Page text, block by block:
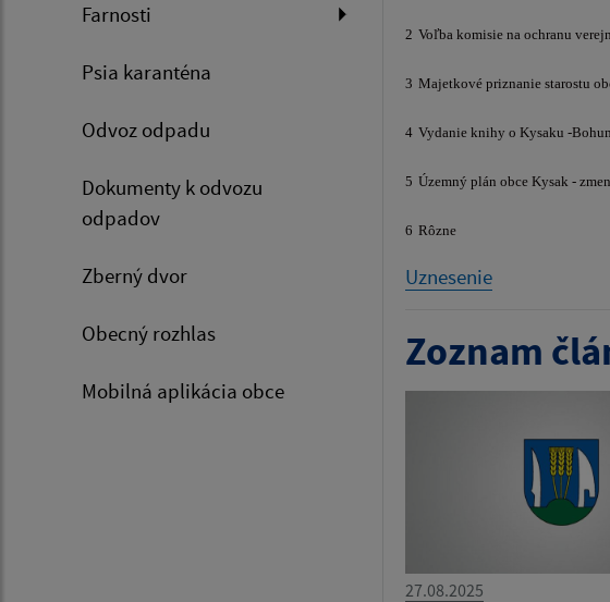
Farnosti
Psia karanténa
Odvoz odpadu
Dokumenty k odvozu
odpadov
Zberný dvor
Obecný rozhlas
Mobilná aplikácia obce
2 Voľba komisie na ochranu
3 Majetkové priznanie starostu
4 Vydanie knihy o Kysaku -
5 Územný plán obce Kysak -
6 Rôzne
Uznesenie
Zoznam
27.08.2025